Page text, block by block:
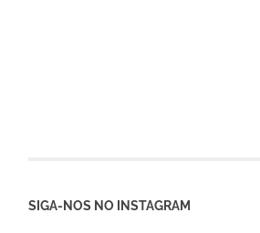
SIGA-NOS NO INSTAGRAM